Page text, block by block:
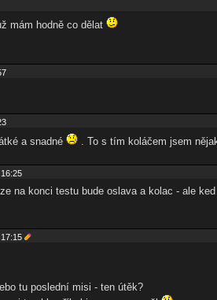
mám hodně co dělat
a snadné . To s tím koláčem jsem
16:25
na konci testu bude oslava a kolac - ale
17:15
tu poslední misi - ten útěk?